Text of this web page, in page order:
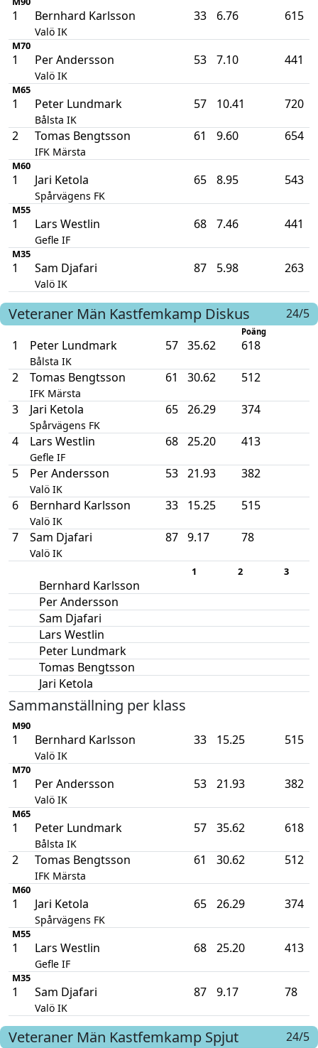
1 Bernhard Karlsson
Valö IK
33 6.76 615
M70
1 Per Andersson
Valö IK
53 7.10 441
M65
1 Peter Lundmark
Bålsta IK
57 10.41 720
2 Tomas Bengtsson
IFK Märsta
61 9.60 654
M60
1 Jari Ketola
Spårvägens FK
65 8.95 543
M55
1 Lars Westlin
Gefle IF
68 7.46 441
M35
1 Sam Djafari
Valö IK
87 5.98 263
Veteraner Män Kastfemkamp Diskus 24/5
Poäng
1 Peter Lundmark
Bålsta IK
57 35.62 618
2 Tomas Bengtsson
IFK Märsta
61 30.62 512
3 Jari Ketola
Spårvägens FK
65 26.29 374
4 Lars Westlin
Gefle IF
68 25.20 413
5 Per Andersson
Valö IK
53 21.93 382
6 Bernhard Karlsson
Valö IK
33 15.25 515
7 Sam Djafari
Valö IK
87 9.17 78
1 2 3
Bernhard Karlsson
Per Andersson
Sam Djafari
Lars Westlin
Peter Lundmark
Tomas Bengtsson
Jari Ketola
Sammanställning per klass
M90
1 Bernhard Karlsson
Valö IK
33 15.25 515
M70
1 Per Andersson
Valö IK
53 21.93 382
M65
1 Peter Lundmark
Bålsta IK
57 35.62 618
2 Tomas Bengtsson
IFK Märsta
61 30.62 512
M60
1 Jari Ketola
Spårvägens FK
65 26.29 374
M55
1 Lars Westlin
Gefle IF
68 25.20 413
M35
1 Sam Djafari
Valö IK
87 9.17 78
Veteraner Män Kastfemkamp Spjut 24/5